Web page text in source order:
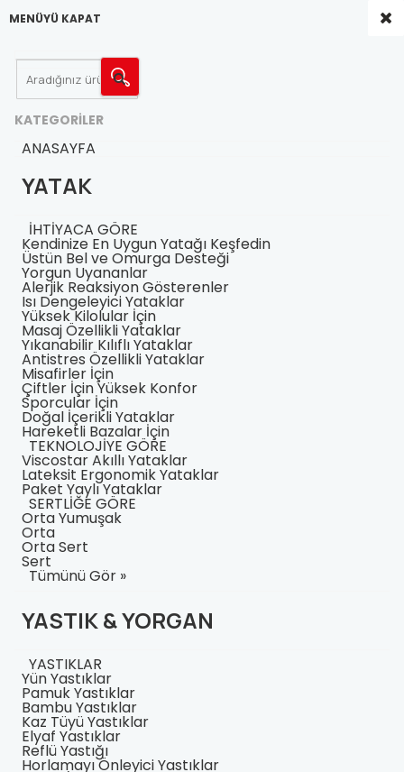
MENÜYÜ KAPAT
KATEGORILER
ANASAYFA
YATAK
İHTİYACA GÖRE
Kendinize En Uygun Yatağı Keşfedin
Üstün Bel ve Omurga Desteği
Yorgun Uyananlar
Alerjik Reaksiyon Gösterenler
Isı Dengeleyici Yataklar
Yüksek Kilolular İçin
Masaj Özellikli Yataklar
Yıkanabilir Kılıflı Yataklar
Antistres Özellikli Yataklar
Misafirler İçin
Çiftler İçin Yüksek Konfor
Sporcular İçin
Doğal İçerikli Yataklar
Hareketli Bazalar İçin
TEKNOLOJİYE GÖRE
Viscostar Akıllı Yataklar
Lateksit Ergonomik Yataklar
Paket Yaylı Yataklar
SERTLİĞE GÖRE
Orta Yumuşak
Orta
Orta Sert
Sert
Tümünü Gör »
YASTIK & YORGAN
YASTIKLAR
Yün Yastıklar
Pamuk Yastıklar
Bambu Yastıklar
Kaz Tüyü Yastıklar
Elyaf Yastıklar
Reflü Yastığı
Horlamayı Önleyici Yastıklar